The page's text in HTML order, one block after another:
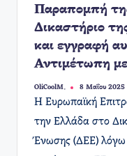
Παραπομπή
Δικαστήριο
και εγγραφή
Αντιμέτωπη
Συγγραφέας:
OliCoolM. 8 Μαΐου 2025
Η Ευρωπαϊκή
την Ελλάδα στο
Ένωσης (ΔΕΕ) λόγω